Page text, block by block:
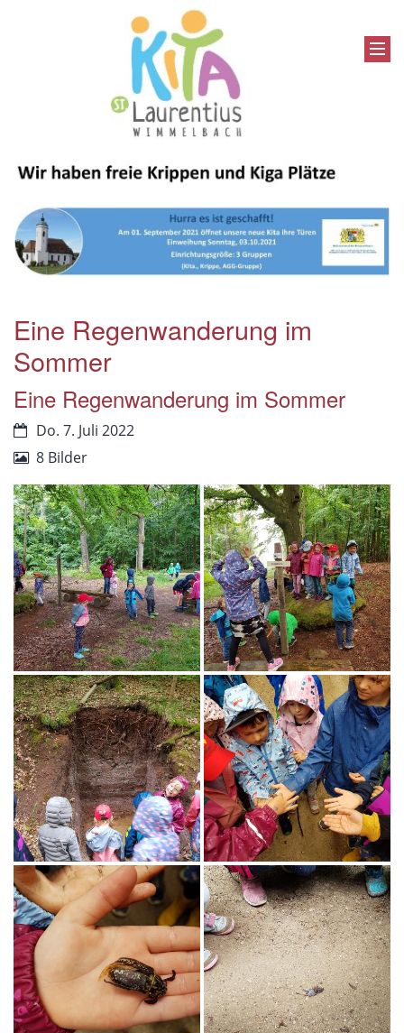
Eine Regenwanderung im
Sommer
Eine Regenwanderung im Sommer
Do. 7. Juli 2022
8 Bilder